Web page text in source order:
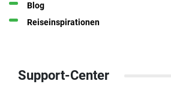
Blog
Reiseinspirationen
Support-Center